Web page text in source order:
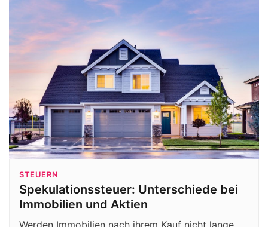
STEUERN
Spekulationssteuer: Unterschiede bei
Immobilien und Aktien
Werden Immobilien nach ihrem Kauf nicht lange